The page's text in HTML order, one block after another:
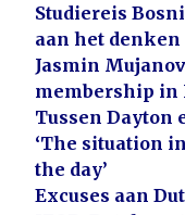
Studiereis
aan het denken
Jasmin
membership in
Tussen Dayton
‘The situation
the day’
Excuses aan